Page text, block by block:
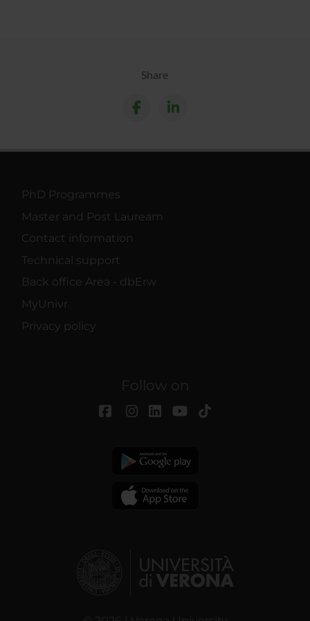
Share
PhD Programmes
Master and Post Lauream
Contact information
Technical support
Back office Area - dbErw
MyUnivr
Privacy policy
Follow on